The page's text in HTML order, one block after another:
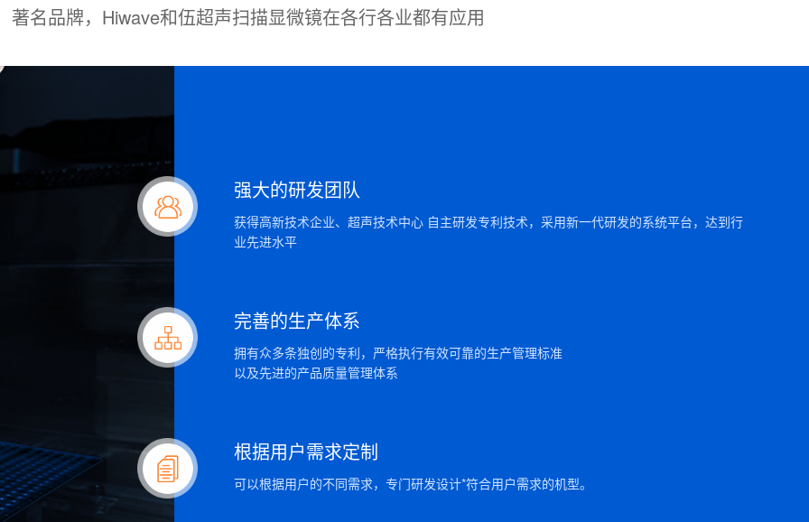
著名品牌，Hiwave和伍超声扫描显微镜在各行各业都有应用
强大的研发团队
获得高新技术企业、超声技术中心 自主研发专利技术，采用新一代研发的系统平台，达到行
业先进水平
完善的生产体系
拥有众多条独创的专利，严格执行有效可靠的生产管理标准
以及先进的产品质量管理体系
根据用户需求定制
可以根据用户的不同需求，专门研发设计*符合用户需求的机型。